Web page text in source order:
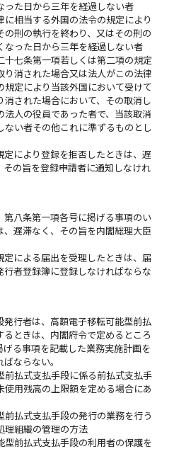
った日から三年を経過しない者
に相当する外国の法令の規定により
の刑の執行を終わり、又はその刑の
なった日から三年を経過しない者
十七条第一項若しくは第二項の規定
り消された場合又は法人がこの法律
規定により当該外国において受けて
消された場合において、その取消し
法人の役員であった者で、当該取消
ない者その他これに準ずるものとし
定により登録を拒否したときは、遅
の旨を登録申請者に通知しなけれ
第八条第一項各号に掲げる事項のい
遅滞なく、その旨を内閣総理大臣
定による届出を受理したときは、届
者登録簿に登録しなければならな
発行者は、高額電子移転可能型前払
ときは、内閣府令で定めるところ
る事項を記載した業務実施計画を
ならない。
前払式支払手段に係る前払式支払手
使用残高の上限額を定める場合にあ
前払式支払手段の発行の業務を行う
理組織の管理の方法
型前払式支払手段の利用者の保護を